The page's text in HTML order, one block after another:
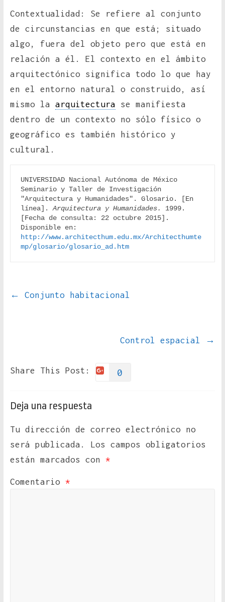
Contextualidad: Se refiere al conjunto
de circunstancias en que está; situado
algo, fuera del objeto pero que está en
relación a él. El contexto en el ámbito
arquitectónico significa todo lo que hay
en el entorno natural o construido, así
mismo la arquitectura se manifiesta
dentro de un contexto no sólo físico o
geográfico es también histórico y
cultural.
UNIVERSIDAD Nacional Autónoma de México
Seminario y Taller de Investigación
"Arquitectura y Humanidades". Glosario. [En
línea]. Arquitectura y Humanidades.
1999.
[Fecha de consulta: 22 octubre 2015].
http://www.architecthum.edu.mx/Architecthumte
mp/glosario/glosario_ad.htm
← Conjunto habitacional
Control espacial →
Share This Post: 0
Deja una respuesta
Tu dirección de correo electrónico no
será publicada.
Los campos obligatorios
están marcados con *
Comentario *